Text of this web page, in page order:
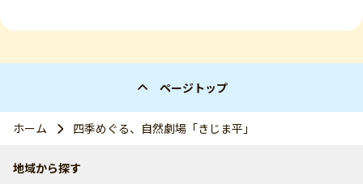
ページトップ
ホーム 四季めぐる、自然劇場「きじま平」
地域から探す